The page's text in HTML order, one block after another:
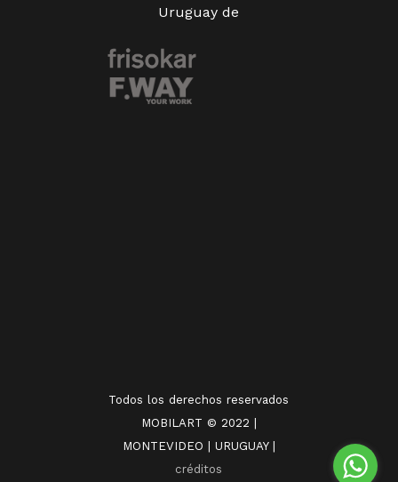
Uruguay de
Todos los derechos reservados
MOBILART © 2022 |
MONTEVIDEO | URUGUAY |
créditos